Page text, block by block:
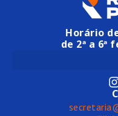
Horário
de 2ª a 6ª